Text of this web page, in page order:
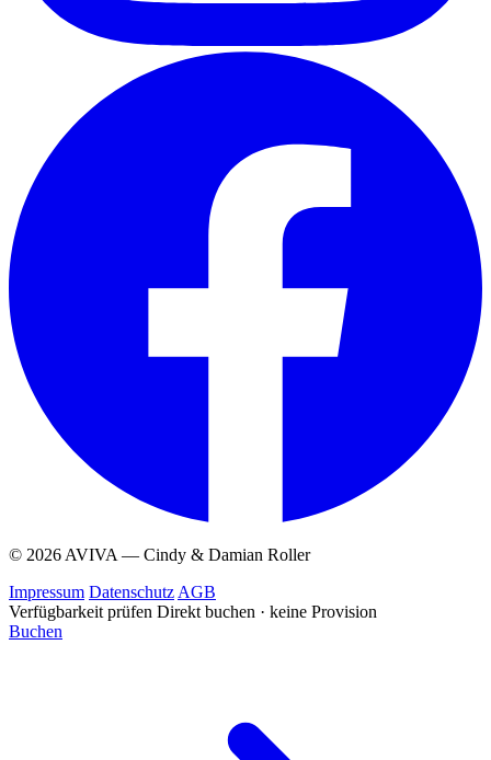
© 2026 AVIVA — Cindy & Damian Roller
Impressum Datenschutz AGB
Verfügbarkeit prüfen Direkt buchen · keine Provision
Buchen